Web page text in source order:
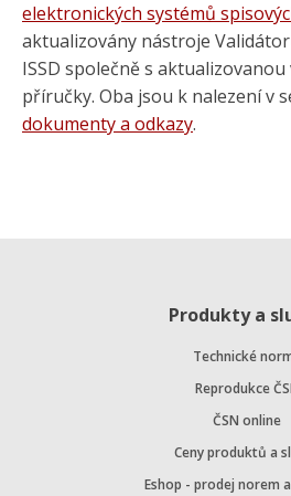
elektronických systémů
aktualizovány nástroje
ISSD společně s
příručky. Oba jsou k nalezení v
dokumenty a odkazy.
Produkty a
Technické
Reprodukce
ČSN online
Ceny produktů a
Eshop - prodej norem